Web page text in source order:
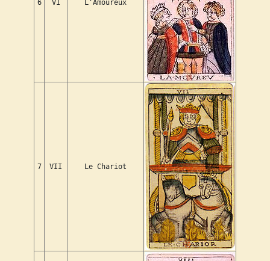
6 VI L'Amoureux
7 VII Le Chariot